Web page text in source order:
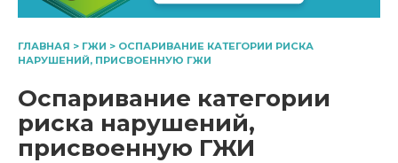
ГЛАВНАЯ > ГЖИ > ОСПАРИВАНИЕ КАТЕГОРИИ РИСКА
НАРУШЕНИЙ, ПРИСВОЕННУЮ ГЖИ
Оспаривание категории
риска нарушений,
присвоенную ГЖИ